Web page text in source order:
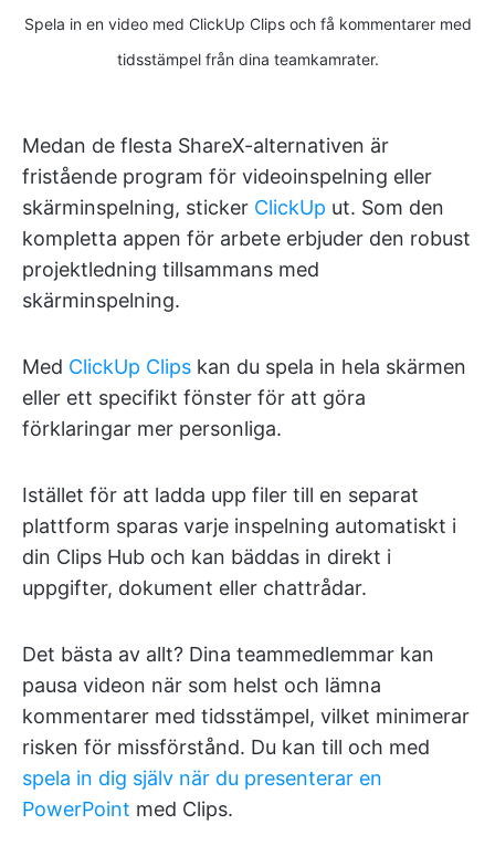
Spela in en video med ClickUp Clips och få kommentarer med
tidsstämpel från dina teamkamrater.
Medan de flesta ShareX-alternativen är
fristående program för videoinspelning eller
skärminspelning, sticker ClickUp ut. Som den
kompletta appen för arbete erbjuder den robust
projektledning tillsammans med
skärminspelning.
Med ClickUp Clips kan du spela in hela skärmen
eller ett specifikt fönster för att göra
förklaringar mer personliga.
Istället för att ladda upp filer till en separat
plattform sparas varje inspelning automatiskt i
din Clips Hub och kan bäddas in direkt i
uppgifter, dokument eller chattrådar.
Det bästa av allt? Dina teammedlemmar kan
pausa videon när som helst och lämna
kommentarer med tidsstämpel, vilket minimerar
risken för missförstånd. Du kan till och med
spela in dig själv när du presenterar en
PowerPoint med Clips.